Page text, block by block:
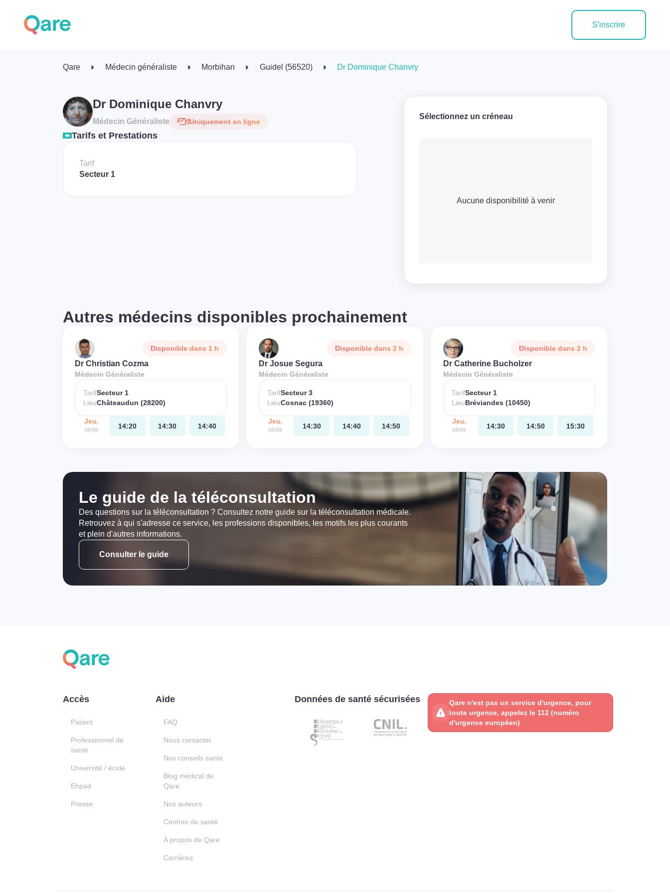
S'inscrire
Qare Médecin généraliste Morbihan Guidel (56520) Dr Dominique Chanvry
Dr Dominique Chanvry
Médecin Généraliste Uniquement en ligne
Tarifs et Prestations
Tarif
Secteur 1
Sélectionnez un créneau
Aucune disponibilité à venir
Autres médecins disponibles prochainement
Disponible dans 1 h
Dr Christian Cozma
Médecin Généraliste
TarifSecteur 1
LieuChâteaudun (28200)
Jeu.
06/08 14:20 14:30 14:40
Disponible dans 2 h
Dr Josue Segura
Médecin Généraliste
TarifSecteur 3
LieuCosnac (19360)
Jeu.
06/08 14:30 14:40 14:50
Disponible dans 2 h
Dr Catherine Bucholzer
Médecin Généraliste
TarifSecteur 1
LieuBréviandes (10450)
Jeu.
06/08 14:30 14:50 15:30
Le guide de la téléconsultation
Des questions sur la téléconsultation ? Consultez notre guide sur la téléconsultation médicale.
Retrouvez à qui s'adresse ce service, les professions disponibles, les motifs les plus courants
et plein d'autres informations.
Consulter le guide
Accès
Patient
Professionnel de
santé
Université / école
Ehpad
Presse
Aide
FAQ
Nous contacter
Nos conseils santé
Blog médical de
Qare
Nos auteurs
Centres de santé
À propos de Qare
Carrières
Données de santé sécurisées
Qare n'est pas un service d'urgence, pour
toute urgence, appelez le 112 (numéro
d'urgence européen)